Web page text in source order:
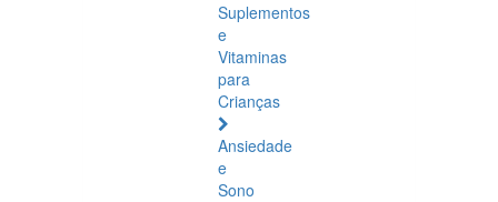
Suplementos
e
Vitaminas
para
Crianças
Ansiedade
e
Sono